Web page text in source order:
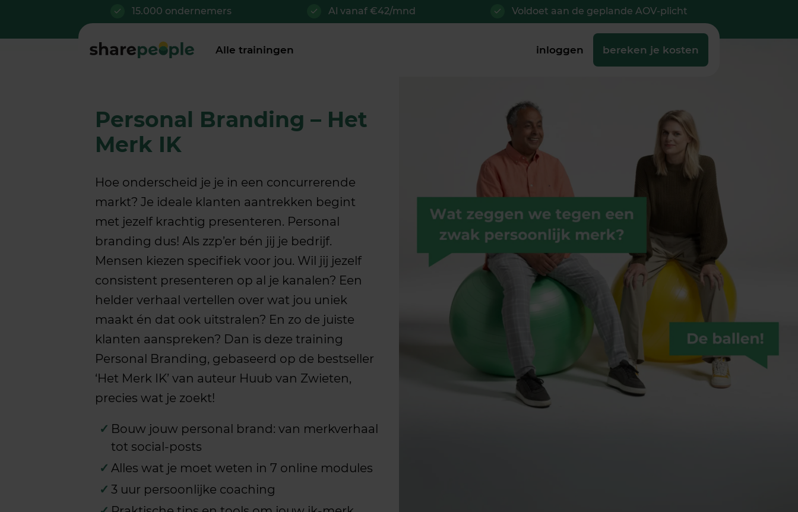
15.000 ondernemers Al vanaf €42/mnd Voldoet aan de geplande AOV-plicht
Alle trainingen inloggen bereken je kosten
Personal Branding – Het
Merk IK
Hoe onderscheid je je in een concurrerende
markt? Je ideale klanten aantrekken begint
met jezelf krachtig presenteren. Personal
branding dus! Als zzp’er bén jij je bedrijf.
Mensen kiezen specifiek voor jou. Wil jij jezelf
consistent presenteren op al je kanalen? Een
helder verhaal vertellen over wat jou uniek
maakt én dat ook uitstralen? En zo de juiste
klanten aanspreken? Dan is deze training
Personal Branding, gebaseerd op de bestseller
‘Het Merk IK’ van auteur Huub van Zwieten,
precies wat je zoekt!
Bouw jouw personal brand: van merkverhaal
tot social-posts
Alles wat je moet weten in 7 online modules
3 uur persoonlijke coaching